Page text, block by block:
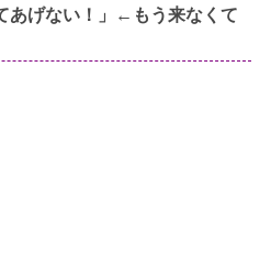
あげない！」←もう来なくて